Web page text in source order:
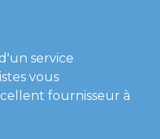
service
vous
fournisseur à